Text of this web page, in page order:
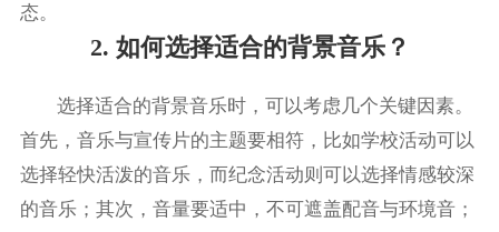
态。
2. 如何选择适合的背景音乐？
选择适合的背景音乐时，可以考虑几个关键因素。
首先，音乐与宣传片的主题要相符，比如学校活动可以
选择轻快活泼的音乐，而纪念活动则可以选择情感较深
的音乐；其次，音量要适中，不可遮盖配音与环境音；